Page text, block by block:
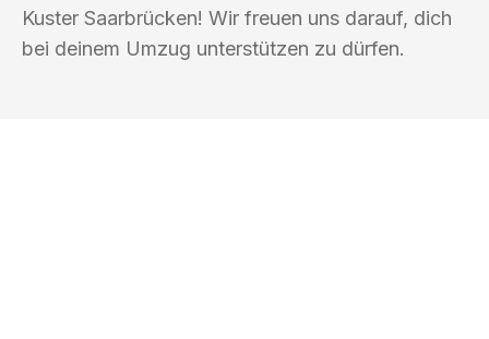
Kuster Saarbrücken! Wir freuen uns darauf, dich
bei deinem Umzug unterstützen zu dürfen.